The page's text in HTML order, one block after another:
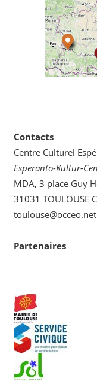
Contacts
Centre Culturel
Esperanto-Kultur-
MDA, 3 place Guy
31031 TOULOUSE
toulouse@occeo.net
Partenaires